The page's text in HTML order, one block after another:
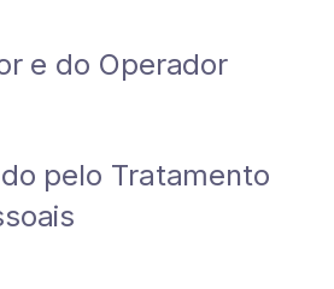
e do Operador
pelo Tratamento